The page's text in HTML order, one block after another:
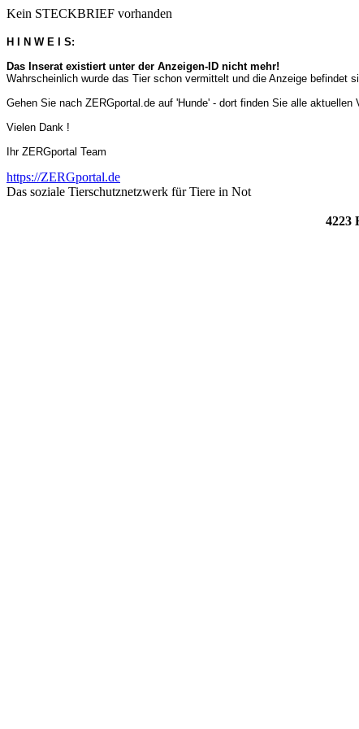
Kein STECKBRIEF vorhanden
H I N W E I S:
Das Inserat existiert unter der Anzeigen-ID nicht mehr!
Wahrscheinlich wurde das Tier schon vermittelt und die Anzeige befindet
Gehen Sie nach ZERGportal.de auf 'Hunde' - dort finden Sie alle aktuellen
Vielen Dank !
Ihr ZERGportal Team
https://ZERGportal.de
Das soziale Tierschutznetzwerk für Tiere in Not
4223